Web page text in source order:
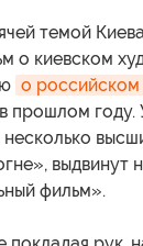
темой
о киевском
о
прошлом
фильм».